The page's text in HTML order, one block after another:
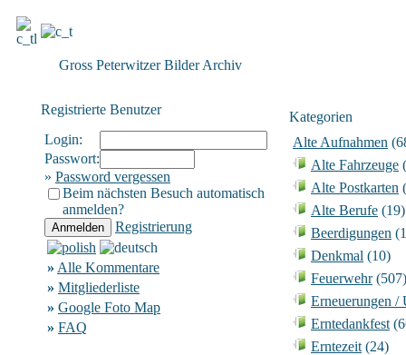
Gross Peterwitzer Bilder Archiv
Registrierte Benutzer
Login:
Passwort:
» Password vergessen
Beim nächsten Besuch automatisch
anmelden?
Registrierung
» Alle Kommentare
» Mitgliederliste
» Google Foto Map
» FAQ
Kategorien
Alte Aufnahmen
Alte Fahrzeuge
Alte Postkarten
Alte Berufe (19)
Beerdigungen
Denkmal (10)
Feuerwehr(507)
Erneuerungen /
Erntedankfest
Erntezeit (24)